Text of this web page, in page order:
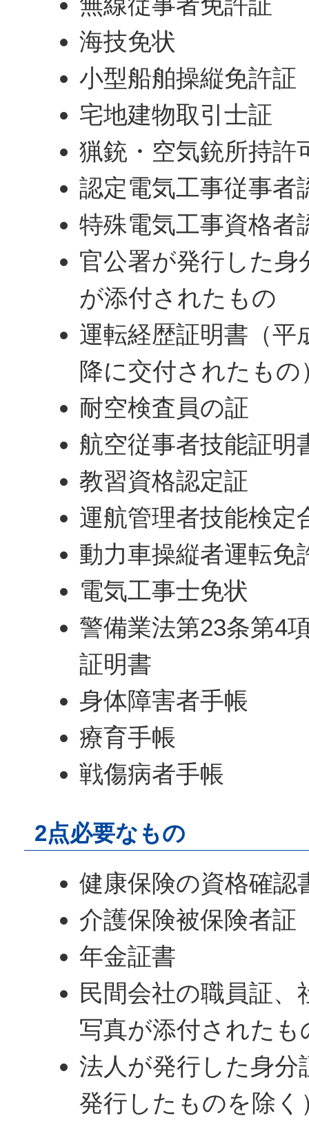
海技免状
小型船舶操縦免許証
宅地建物取引士証
猟銃・空気銃所持許
認定電気工事従事者
特殊電気工事資格者
官公署が発行した身
が添付されたもの
運転経歴証明書（平
降に交付されたもの
耐空検査員の証
航空従事者技能証明
教習資格認定証
運航管理者技能検定
動力車操縦者運転免
電気工事士免状
警備業法第23条第4
証明書
身体障害者手帳
療育手帳
戦傷病者手帳
2点必要なもの
健康保険の資格確認
介護保険被保険者証
年金証書
民間会社の職員証、
写真が添付されたも
法人が発行した身分
発行したものを除く